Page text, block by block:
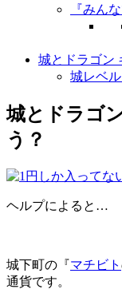
『みん
城とドラゴン
城レベ
城とドラゴ
う？
ヘルプによると…
城下町の『マチビト
通貨です。